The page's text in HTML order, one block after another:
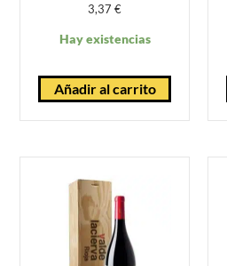
3,37€
Hay existencias
Añadir al carrito